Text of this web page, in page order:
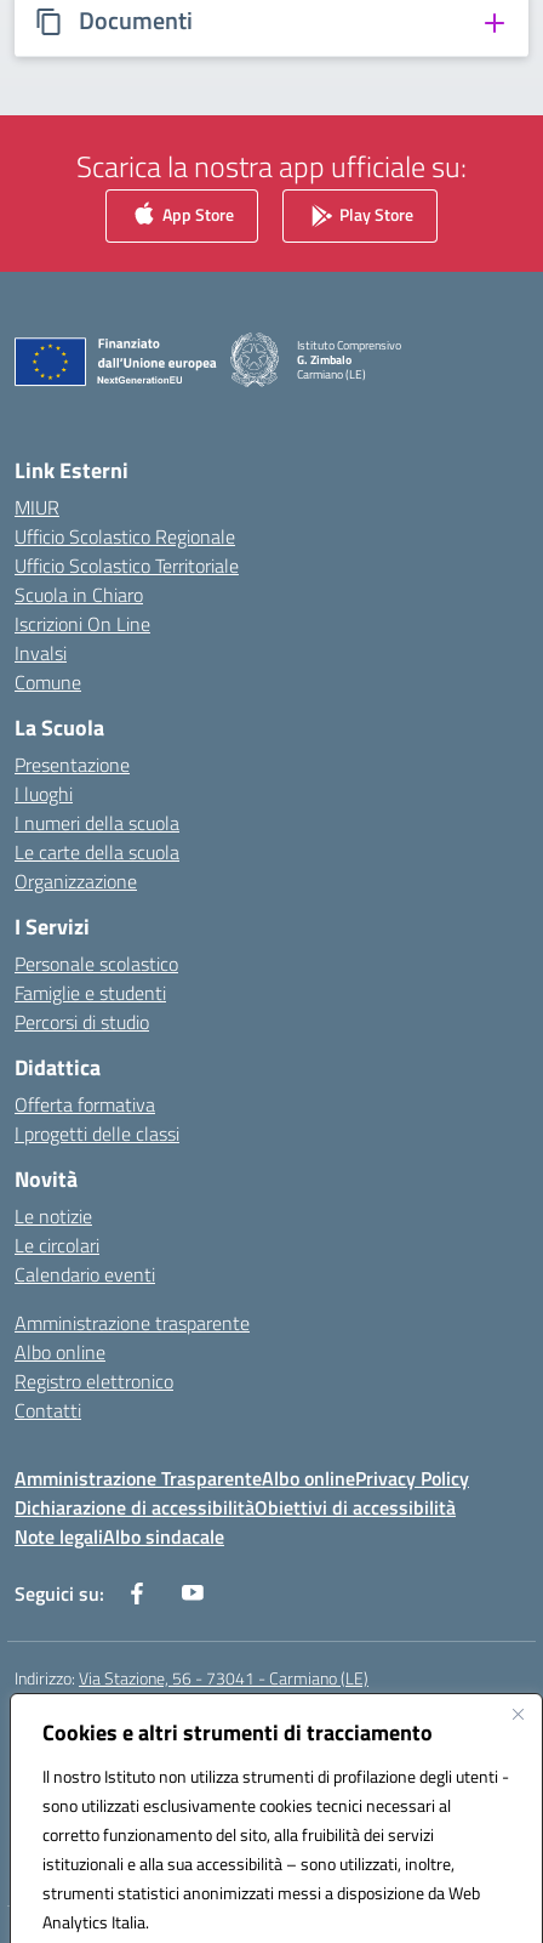
Cookies e altri strumenti di tracciamento
Il nostro Istituto non utilizza strumenti di profilazione degli utenti -
sono utilizzati esclusivamente cookies tecnici necessari al
corretto funzionamento del sito, alla fruibilità dei servizi
istituzionali e alla sua accessibilità – sono utilizzati, inoltre,
strumenti statistici anonimizzati messi a disposizione da Web
Analytics Italia.
Documenti
Scarica la nostra app ufficiale su:
App Store Play Store
Istituto Comprensivo
G. Zimbalo
Carmiano (LE)
Link Esterni
MIUR
Ufficio Scolastico Regionale
Ufficio Scolastico Territoriale
Scuola in Chiaro
Iscrizioni On Line
Invalsi
Comune
La Scuola
Presentazione
I luoghi
I numeri della scuola
Le carte della scuola
Organizzazione
I Servizi
Personale scolastico
Famiglie e studenti
Percorsi di studio
Didattica
Offerta formativa
I progetti delle classi
Novità
Le notizie
Le circolari
Calendario eventi
Amministrazione trasparente
Albo online
Registro elettronico
Contatti
Amministrazione TrasparenteAlbo onlinePrivacy Policy
Dichiarazione di accessibilitàObiettivi di accessibilità
Note legaliAlbo sindacale
Seguici su:
Indirizzo:Via Stazione, 56 - 73041 - Carmiano (LE)
Centralino:
Posta elettronica certificata (PEC):leic88600a@pec.istruzione.it
Codice fiscale: 93058030755
Codice meccanografico:LEIC88600A
Codice Indice delle Pubbliche Amministrazioni (IPA): istsc_leic88600a
Codice unico di fatturazione (CUF): UFXBKN